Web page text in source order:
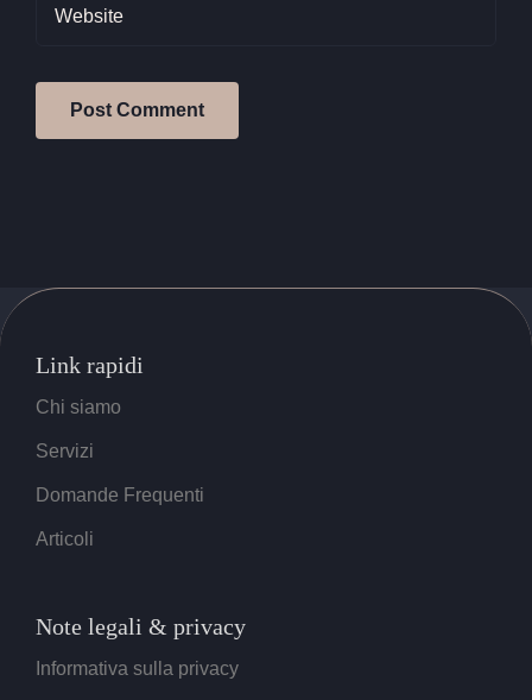
Link rapidi
Chi siamo
Servizi
Domande Frequenti
Articoli
Note legali & privacy
Informativa sulla privacy